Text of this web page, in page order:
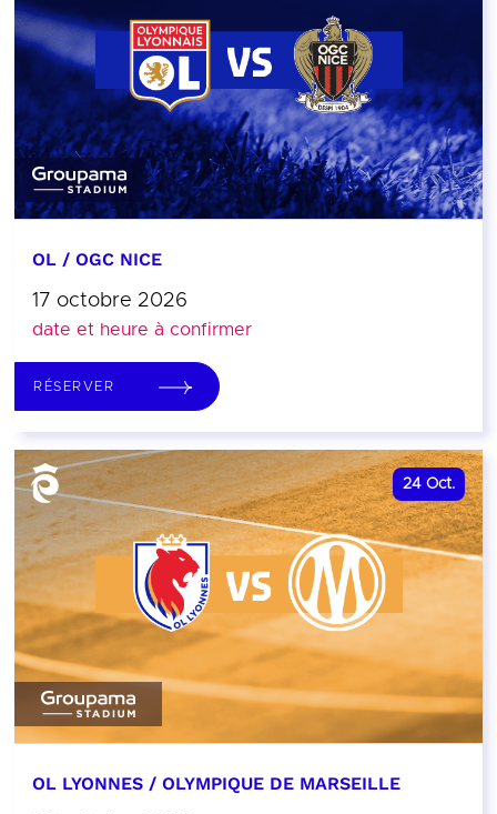
OL / OGC NICE
17 octobre 2026
date et heure à confirmer
RÉSERVER
24 Oct.
OL LYONNES / OLYMPIQUE DE MARSEILLE